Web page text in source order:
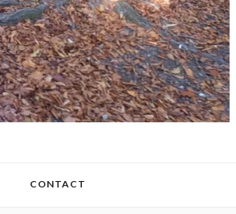
CONTACT